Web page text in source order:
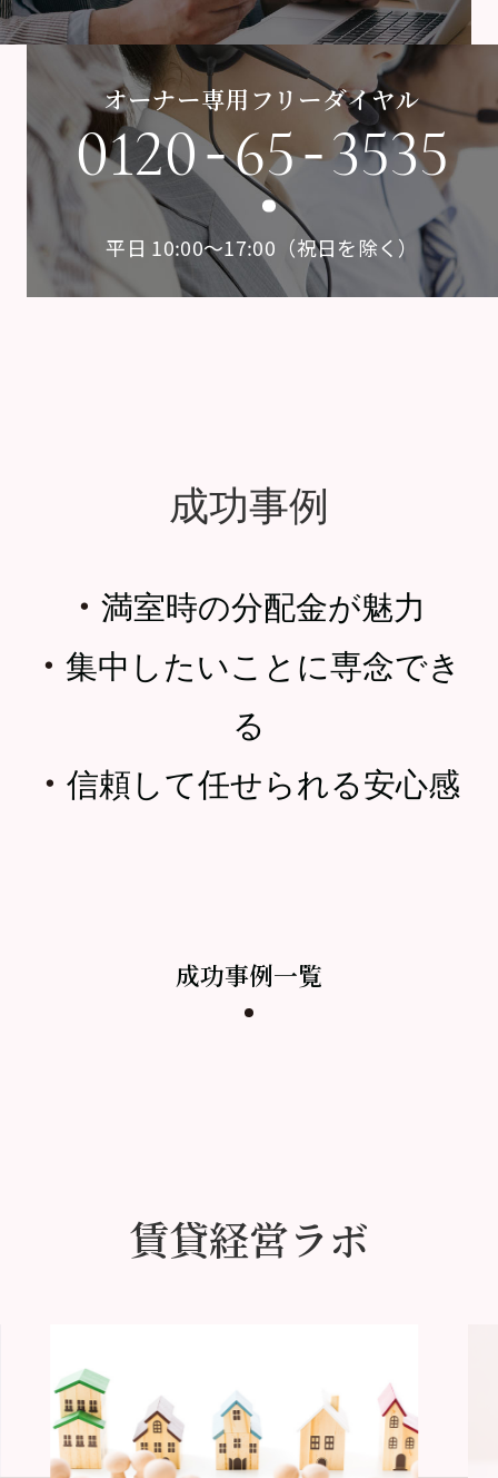
オーナー専用フリーダイヤル
0120-65-3535
平日 10:00〜17:00（祝日を除く）
成功事例
・ 満室時の分配金が魅力
・ 集中したいことに専念でき
る
・ 信頼して任せられる安心感
成功事例一覧
賃貸経営ラボ